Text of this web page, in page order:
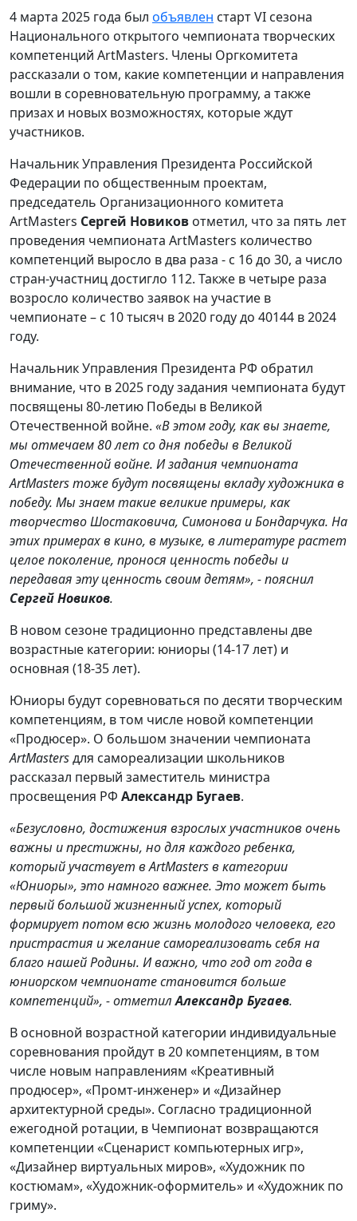
4 марта 2025 года был объявлен старт VI сезона
Национального открытого чемпионата творческих
компетенций ArtMasters. Члены Оргкомитета
рассказали о том, какие компетенции и направления
вошли в соревновательную программу, а также
призах и новых возможностях, которые ждут
участников.
Начальник Управления Президента Российской
Федерации по общественным проектам,
председатель Организационного комитета
ArtMasters Сергей Новиков отметил, что за пять лет
проведения чемпионата ArtMasters количество
компетенций выросло в два раза - с 16 до 30, а число
стран-участниц достигло 112. Также в четыре раза
возросло количество заявок на участие в
чемпионате – с 10 тысяч в 2020 году до 40144 в 2024
году.
Начальник Управления Президента РФ обратил
внимание, что в 2025 году задания чемпионата будут
посвящены 80-летию Победы в Великой
Отечественной войне. «В этом году, как вы знаете,
мы отмечаем 80 лет со дня победы в Великой
Отечественной войне. И задания чемпионата
ArtMasters тоже будут посвящены вкладу художника в
победу. Мы знаем такие великие примеры, как
творчество Шостаковича, Симонова и Бондарчука. На
этих примерах в кино, в музыке, в литературе растет
целое поколение, пронося ценность победы и
передавая эту ценность своим детям», - пояснил
Сергей Новиков.
В новом сезоне традиционно представлены две
возрастные категории: юниоры (14-17 лет) и
основная (18-35 лет).
Юниоры будут соревноваться по десяти творческим
компетенциям, в том числе новой компетенции
«Продюсер». О большом значении чемпионата
ArtMastersдля самореализации школьников
рассказал первый заместитель министра
просвещения РФ Александр Бугаев.
«Безусловно, достижения взрослых участников очень
важны и престижны, но для каждого ребенка,
который участвует в ArtMasters в категории
«Юниоры», это намного важнее. Это может быть
первый большой жизненный успех, который
формирует потом всю жизнь молодого человека, его
пристрастия и желание самореализовать себя на
благо нашей Родины. И важно, что год от года в
юниорском чемпионате становится больше
компетенций», - отметилАлександр Бугаев.
В основной возрастной категории индивидуальные
соревнования пройдут в 20 компетенциям, в том
числе новым направлениям «Креативный
продюсер», «Промт-инженер» и «Дизайнер
архитектурной среды». Согласно традиционной
ежегодной ротации, в Чемпионат возвращаются
компетенции «Сценарист компьютерных игр»,
«Дизайнер виртуальных миров», «Художник по
костюмам», «Художник-оформитель» и «Художник по
гриму».